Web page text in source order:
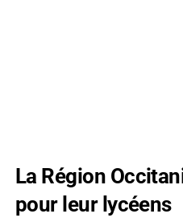
La Région
pour leur lycéens